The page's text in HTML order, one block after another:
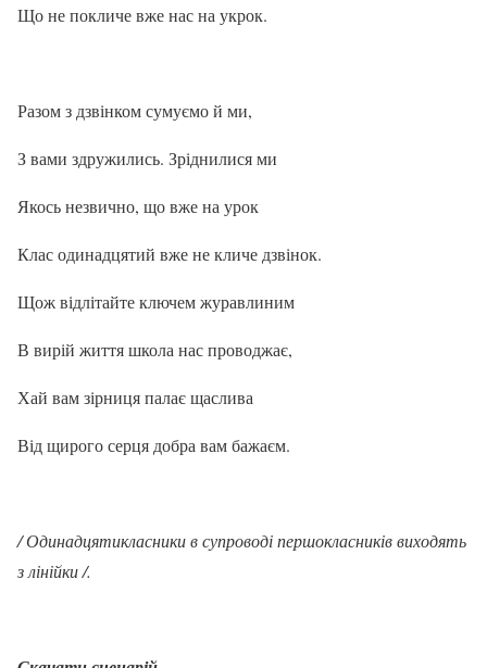
Що не покличе вже нас на укрок.
Разом з дзвінком сумуємо й ми,
З вами здружились. Зріднилися ми
Якось незвично, що вже на урок
Клас одинадцятий вже не кличе дзвінок.
Щож відлітайте ключем журавлиним
В вирій життя школа нас проводжає,
Хай вам зірниця палає щаслива
Від щирого серця добра вам бажаєм.
/ Одинадцятикласники в супроводі першокласників виходять
з лінійки /.